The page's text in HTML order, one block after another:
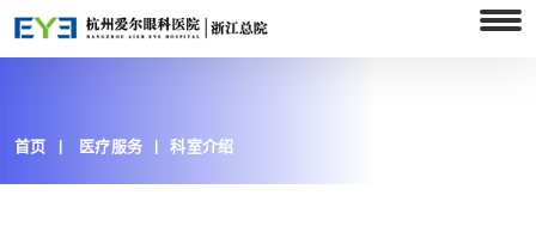
首页 医疗服务 科室介绍